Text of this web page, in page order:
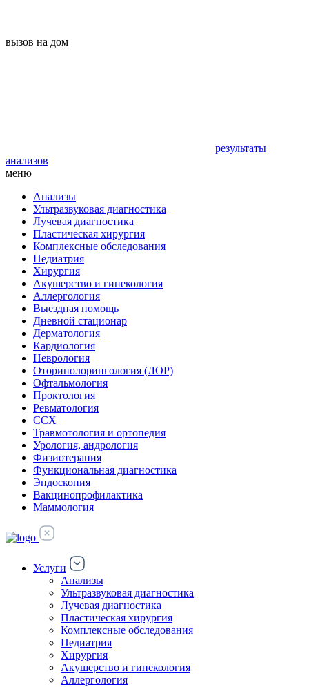
вызов на дом
результаты
анализов
меню
Анализы
Ультразвуковая диагностика
Лучевая диагностика
Пластическая хирургия
Комплексные обследования
Педиатрия
Хирургия
Акушерство и гинекология
Аллергология
Выездная помощь
Дневной стационар
Дерматология
Кардиология
Неврология
Оторинолорингология (ЛОР)
Офтальмология
Проктология
Ревматология
ССХ
Травмотология и ортопедия
Урология, андрология
Физиотерапия
Функциональная диагностика
Эндоскопия
Вакцинопрофилактика
Маммология
Услуги
Анализы
Ультразвуковая диагностика
Лучевая диагностика
Пластическая хирургия
Комплексные обследования
Педиатрия
Хирургия
Акушерство и гинекология
Аллергология